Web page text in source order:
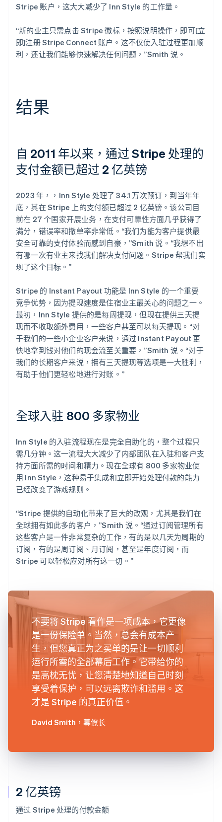
2 亿英镑
通过 Stripe 处理的付款金额
Stripe 账户，这大大减少了 Inn Style 的工作量。
“新的业主只需点击 Stripe 徽标，按照说明操作，即可[立
即]注册 Stripe Connect 账户。这不仅使入驻过程更加顺
利，还让我们能够快速解决任何问题，”Smith 说。
结果
自 2011 年以来，通过 Stripe 处理的
支付金额已超过 2 亿英镑
2023 年，，Inn Style 处理了 34.1 万次预订，到当年年
底，其在 Stripe 上的支付额已超过 2 亿英镑。该公司目
前在 27 个国家开展业务，在支付可靠性方面几乎获得了
满分，错误率和撤单率非常低。“我们为能为客户提供最
安全可靠的支付体验而感到自豪，”Smith 说。“我想不出
有哪一次有业主来找我们解决支付问题。Stripe 帮我们实
现了这个目标。”
Stripe 的 Instant Payout 功能是 Inn Style 的一个重要
竞争优势，因为提现速度是住宿业主最关心的问题之一。
最初，Inn Style 提供的是每周提现，但现在提供三天提
现而不收取额外费用，一些客户甚至可以每天提现。“对
于我们的一些小企业客户来说，通过 Instant Payout 更
快地拿到钱对他们的现金流至关重要，”Smith 说。“对于
我们的长期客户来说，拥有三天提现等选项是一大胜利，
有助于他们更轻松地进行对账。”
全球入驻 800 多家物业
Inn Style 的入驻流程现在是完全自助化的，整个过程只
需几分钟。这一流程大大减少了内部团队在入驻和客户支
持方面所需的时间和精力。现在全球有 800 多家物业使
用 Inn Style，这种易于集成和立即开始处理付款的能力
已经改变了游戏规则。
“Stripe 提供的自动化带来了巨大的改观，尤其是我们在
全球拥有如此多的客户，”Smith 说。“通过订阅管理所有
这些客户是一件非常复杂的工作，有的是以几天为周期的
订阅，有的是周订阅、月订阅，甚至是年度订阅，而
Stripe 可以轻松应对所有这一切。”
不要将 Stripe 看作是一项成本，它更像
是一份保险单。当然，总会有成本产
生，但您真正为之买单的是让一切顺利
运行所需的全部幕后工作。它带给你的
是高枕无忧，让您清楚地知道自己时刻
享受着保护，可以远离欺诈和滥用。这
才是 Stripe 的真正价值。
David Smith ，幕僚长